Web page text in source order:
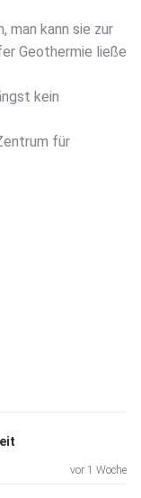
man kann sie zur
Geothermie ließe
kein
für
vor 1 Woche